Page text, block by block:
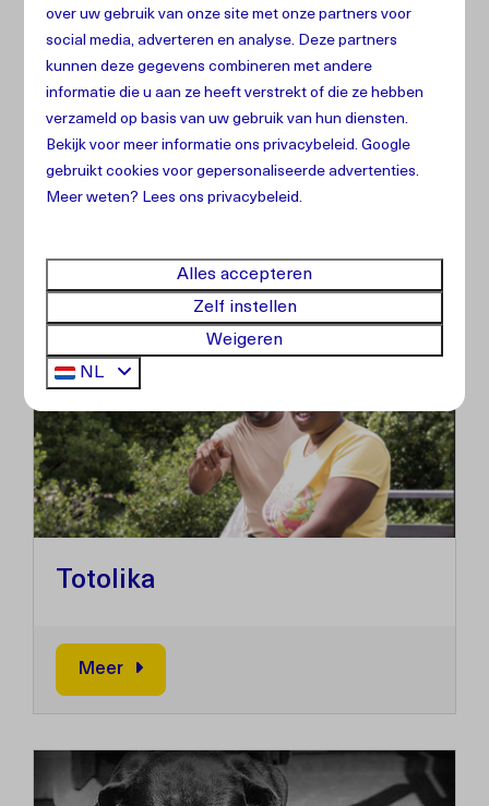
Kunukuman
Meer
Totolika
Meer
over uw gebruik van onze site met onze partners voor
social media, adverteren en analyse. Deze partners
kunnen deze gegevens combineren met andere
informatie die u aan ze heeft verstrekt of die ze hebben
verzameld op basis van uw gebruik van hun diensten.
Bekijk voor meer informatie onsprivacybeleid.Google
gebruikt cookies voor gepersonaliseerde advertenties.
Meer weten? Lees ons privacybeleid.
Alles accepteren
Zelf instellen
Weigeren
NL